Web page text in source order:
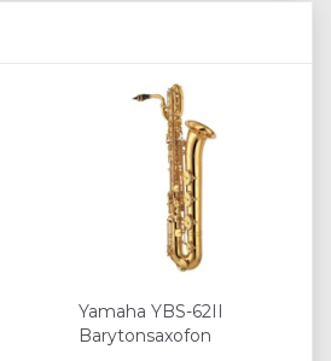
Yamaha YBS-62II
Barytonsaxofon